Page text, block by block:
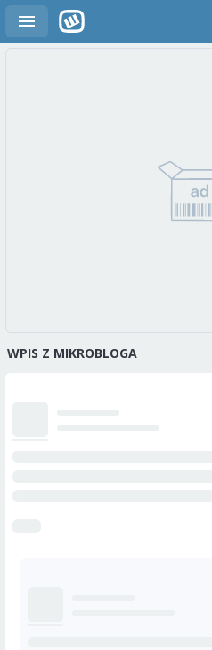
WPIS Z MIKROBLOGA